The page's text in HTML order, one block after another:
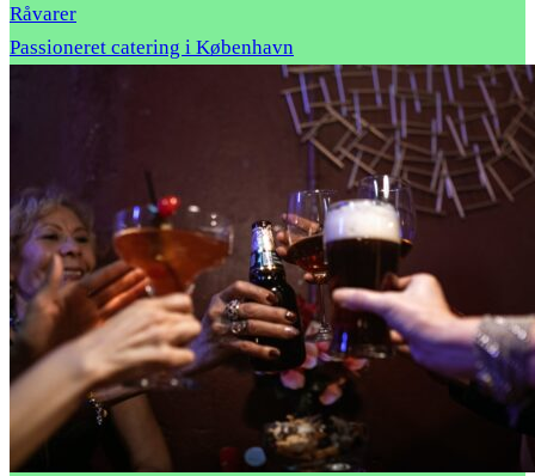
Råvarer
Passioneret catering i København